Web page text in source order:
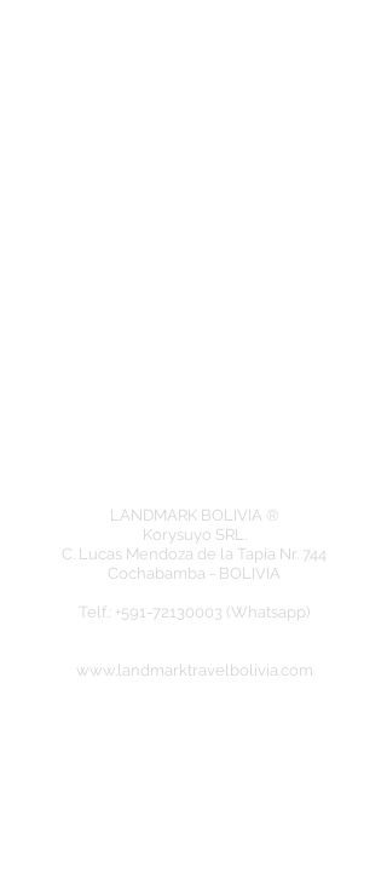
LANDMARK BOLIVIA ®
Korysuyo SRL.
C. Lucas Mendoza de la Tapia Nr. 744
Cochabamba - BOLIVIA
​Telf.: +591-72130003 (Whatsapp)
www.landmarktravelbolivia.com